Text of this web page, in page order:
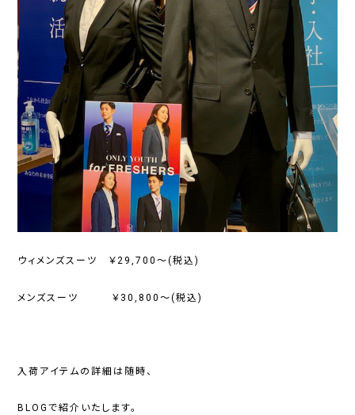
ウィメンズスーツ ￥29,700～(税込)
メンズスーツ ￥30,800～(税込)
入荷アイテムの詳細は随時、
BLOGで紹介いたします。